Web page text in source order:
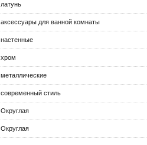
латунь
аксессуары для ванной комнаты
настенные
хром
металлические
современный стиль
Округлая
Округлая